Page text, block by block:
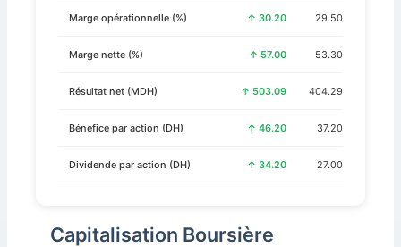
Marge opérationnelle (%) ↑ 30.20 29.50
Marge nette (%) ↑ 57.00 53.30
Résultat net (MDH) ↑ 503.09 404.29
Bénéfice par action (DH) ↑ 46.20 37.20
Dividende par action (DH) ↑ 34.20 27.00
Capitalisation Boursière